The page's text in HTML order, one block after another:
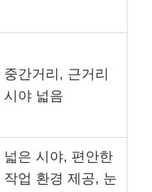
중간거리, 근거리
시야 넓음
넓은 시야, 편안한
작업 환경 제공, 눈